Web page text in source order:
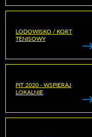
LODOWISKO / KORT
TENISOWY
PIT 2020 - WSPIERAJ
LOKALNIE